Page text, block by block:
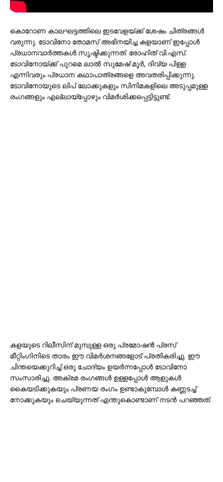
കൊറോണ കാലഘട്ടത്തിലെ ഇടവേളയ്ക്ക് ശേഷം ചിത്രങ്ങൾ
വരുന്നു. ടോവിനോ തോമസ് അഭിനയിച്ച കളയാണ് ഇപ്പോൾ
പ്രധാനവാർത്തകൾ സൃഷ്ടിക്കുന്നത്. രോഹിത് വി.എസ്.
ടോവിനോയ്ക്ക് പുറമെ ലാൽ സുമേഷ് മൂർ, ദിവ്യ പിള്ള
എന്നിവരും പ്രധാന കഥാപാത്രങ്ങളെ അവതരിപ്പിക്കുന്നു.
ടോവിനോയുടെ ലിപ് ലോക്കുകളും സിനിമകളിലെ അടുപ്പമുള്ള
രംഗങ്ങളും എല്ലായ്പ്പോഴും വിമർശിക്കപ്പെട്ടിട്ടുണ്ട്.
കളയുടെ റിലീസിന് മുമ്പുള്ള ഒരു പ്രമോഷൻ പ്രസ്
മീറ്റിംഗിനിടെ താരം ഈ വിമർശനങ്ങളോട് പ്രതികരിച്ചു. ഈ
ചിന്തയെക്കുറിച്ച് ഒരു ചോദ്യം ഉയർന്നപ്പോൾ ടോവിനോ
സംസാരിച്ചു. അക്രമ രംഗങ്ങൾ ഉള്ളപ്പോൾ ആളുകൾ
കൈയടിക്കുകയും പ്രണയ രംഗം ഉണ്ടാകുമ്പോൾ കണ്ണടച്ച്
നോക്കുകയും ചെയ്യുന്നത് എന്തുകൊണ്ടാണ് നടൻ പറഞ്ഞത്.